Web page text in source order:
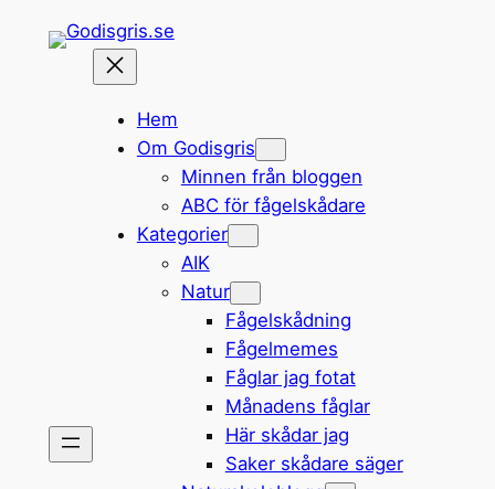
Hem
Om Godisgris
Minnen från bloggen
ABC för fågelskådare
Kategorier
AIK
Natur
Fågelskådning
Fågelmemes
Fåglar jag fotat
Månadens fåglar
Här skådar jag
Saker skådare säger